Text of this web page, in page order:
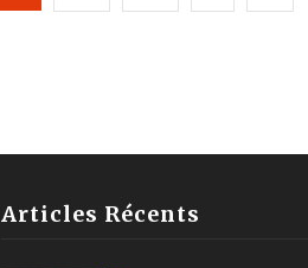
Articles Récents